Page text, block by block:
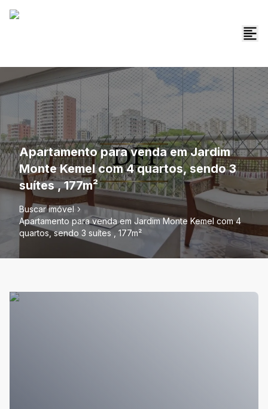
Apartamento para venda em Jardim
Monte Kemel com 4 quartos, sendo 3
suítes , 177m²
Buscar imóvel
Apartamento para venda em Jardim Monte Kemel com 4
quartos, sendo 3 suítes , 177m²